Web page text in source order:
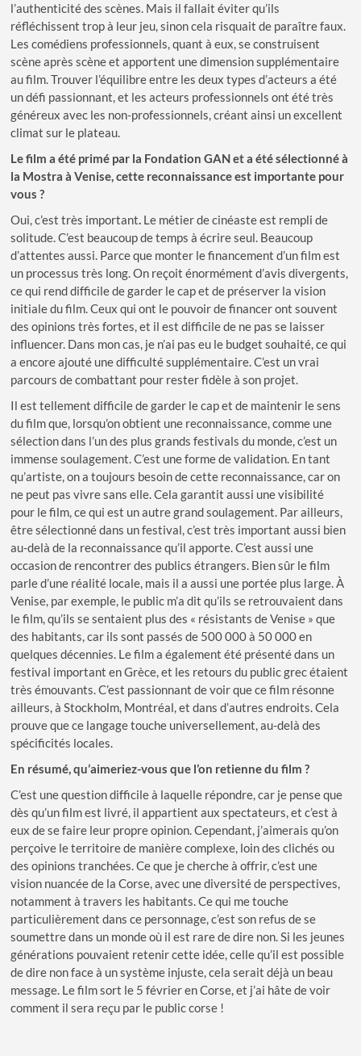
l’authenticité des scènes. Mais il fallait éviter qu’ils
réfléchissent trop à leur jeu, sinon cela risquait de paraître faux.
Les comédiens professionnels, quant à eux, se construisent
scène après scène et apportent une dimension supplémentaire
au film. Trouver l’équilibre entre les deux types d’acteurs a été
un défi passionnant, et les acteurs professionnels ont été très
généreux avec les non-professionnels, créant ainsi un excellent
climat sur le plateau.
Le film a été primé par la Fondation GAN et a été sélectionné à
la Mostra à Venise, cette reconnaissance est importante pour
vous ?
Oui, c’est très important. Le métier de cinéaste est rempli de
solitude. C’est beaucoup de temps à écrire seul. Beaucoup
d’attentes aussi. Parce que monter le financement d’un film est
un processus très long. On reçoit énormément d’avis divergents,
ce qui rend difficile de garder le cap et de préserver la vision
initiale du film. Ceux qui ont le pouvoir de financer ont souvent
des opinions très fortes, et il est difficile de ne pas se laisser
influencer. Dans mon cas, je n’ai pas eu le budget souhaité, ce qui
a encore ajouté une difficulté supplémentaire. C’est un vrai
parcours de combattant pour rester fidèle à son projet.
Il est tellement difficile de garder le cap et de maintenir le sens
du film que, lorsqu’on obtient une reconnaissance, comme une
sélection dans l’un des plus grands festivals du monde, c’est un
immense soulagement. C’est une forme de validation. En tant
qu’artiste, on a toujours besoin de cette reconnaissance, car on
ne peut pas vivre sans elle. Cela garantit aussi une visibilité
pour le film, ce qui est un autre grand soulagement. Par ailleurs,
être sélectionné dans un festival, c’est très important aussi bien
au-delà de la reconnaissance qu’il apporte. C’est aussi une
occasion de rencontrer des publics étrangers. Bien sûr le film
parle d’une réalité locale, mais il a aussi une portée plus large. À
Venise, par exemple, le public m’a dit qu’ils se retrouvaient dans
le film, qu’ils se sentaient plus des « résistants de Venise » que
des habitants, car ils sont passés de 500 000 à 50 000 en
quelques décennies. Le film a également été présenté dans un
festival important en Grèce, et les retours du public grec étaient
très émouvants. C’est passionnant de voir que ce film résonne
ailleurs, à Stockholm, Montréal, et dans d’autres endroits. Cela
prouve que ce langage touche universellement, au-delà des
spécificités locales.
En résumé, qu’aimeriez-vous que l’on retienne du film ?
C’est une question difficile à laquelle répondre, car je pense que
dès qu’un film est livré, il appartient aux spectateurs, et c’est à
eux de se faire leur propre opinion. Cependant, j’aimerais qu’on
perçoive le territoire de manière complexe, loin des clichés ou
des opinions tranchées. Ce que je cherche à offrir, c’est une
vision nuancée de la Corse, avec une diversité de perspectives,
notamment à travers les habitants. Ce qui me touche
particulièrement dans ce personnage, c’est son refus de se
soumettre dans un monde où il est rare de dire non. Si les jeunes
générations pouvaient retenir cette idée, celle qu’il est possible
de dire non face à un système injuste, cela serait déjà un beau
message. Le film sort le 5 février en Corse, et j’ai hâte de voir
comment il sera reçu par le public corse !